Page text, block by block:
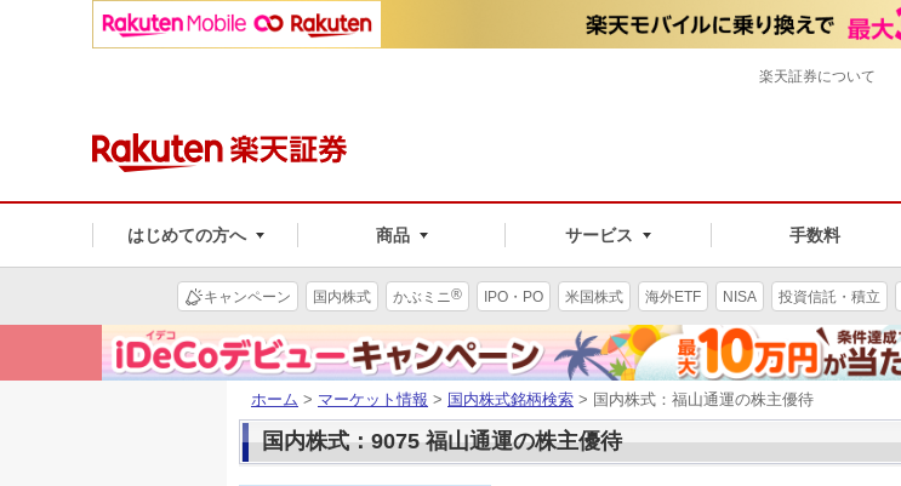
はじめての方へ 商品 サービス 手数料
楽天証券について
キャンペーン 国内株式 かぶミニ® IPO・PO 米国株式 海外ETF NISA 投資信託・積立
ホーム > マーケット情報 > 国内株式銘柄検索 > 国内株式：福山通運の株主優待
国内株式：9075 福山通運の株主優待